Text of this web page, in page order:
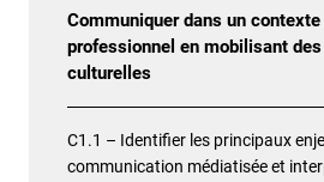
Communiquer dans un
professionnel en mobilisant
culturelles
C1.1 – Identifier les principaux
communication médiatisée et